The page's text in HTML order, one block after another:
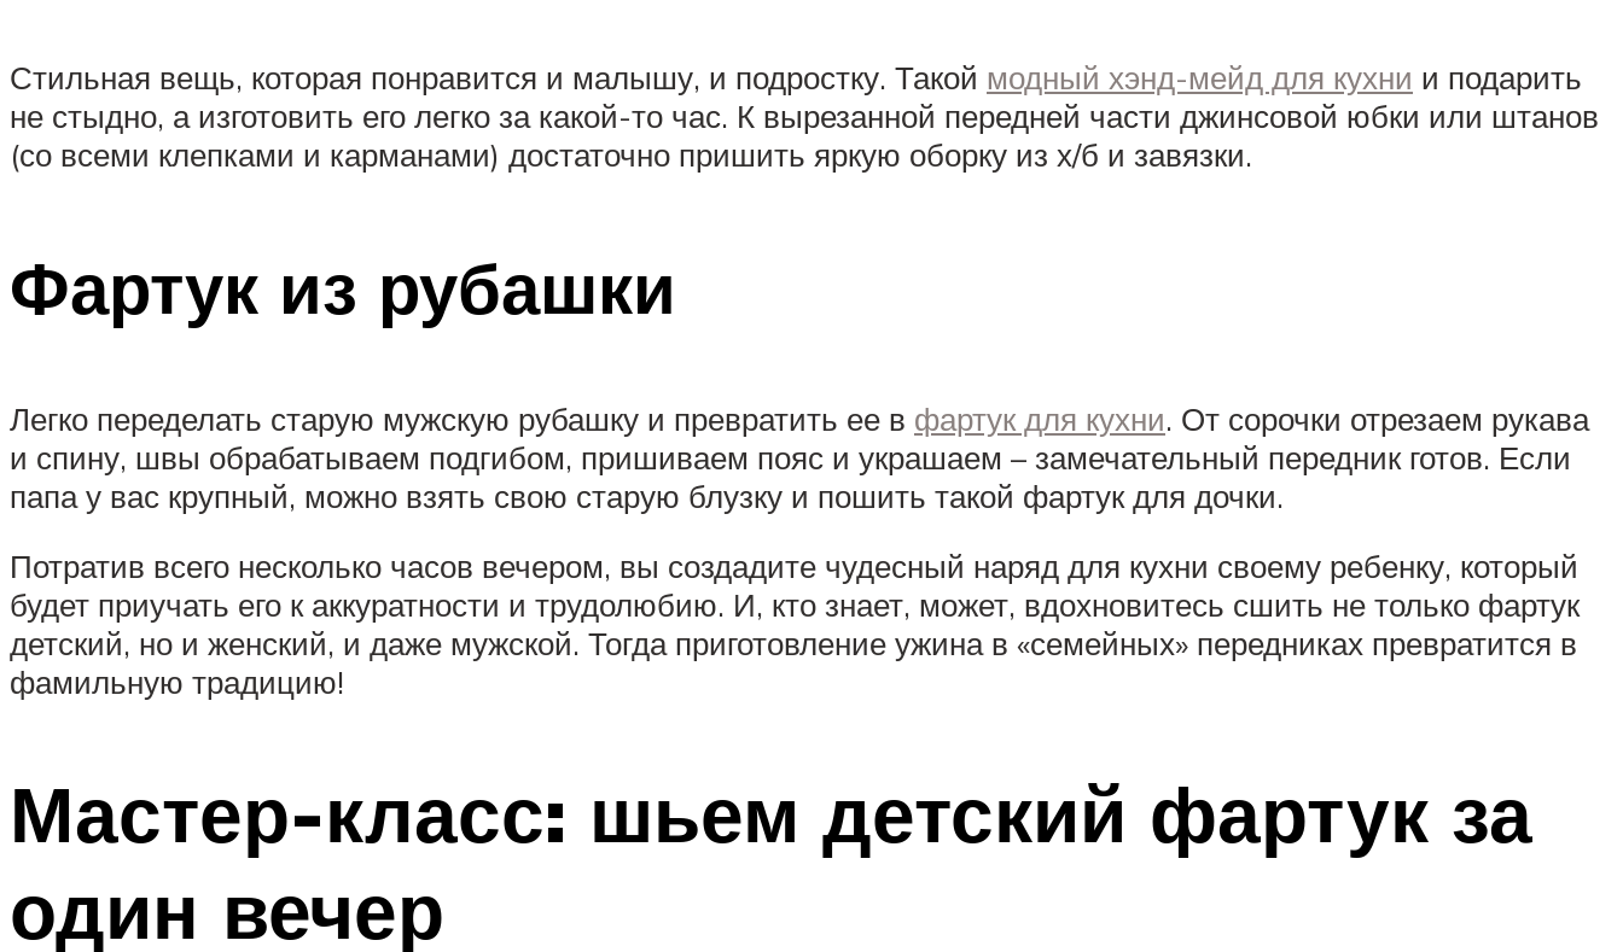
Стильная вещь, которая понравится и малышу, и подростку. Такой модный хэнд-мейд для кухни и подарить
не стыдно, а изготовить его легко за какой-то час. К вырезанной передней части джинсовой юбки или штанов
(со всеми клепками и карманами) достаточно пришить яркую оборку из х/б и завязки.
Фартук из рубашки
Легко переделать старую мужскую рубашку и превратить ее в фартук для кухни. От сорочки отрезаем рукава
и спину, швы обрабатываем подгибом, пришиваем пояс и украшаем – замечательный передник готов. Если
папа у вас крупный, можно взять свою старую блузку и пошить такой фартук для дочки.
Потратив всего несколько часов вечером, вы создадите чудесный наряд для кухни своему ребенку, который
будет приучать его к аккуратности и трудолюбию. И, кто знает, может, вдохновитесь сшить не только фартук
детский, но и женский, и даже мужской. Тогда приготовление ужина в «семейных» передниках превратится в
фамильную традицию!
Мастер-класс: шьем детский фартук за
один вечер